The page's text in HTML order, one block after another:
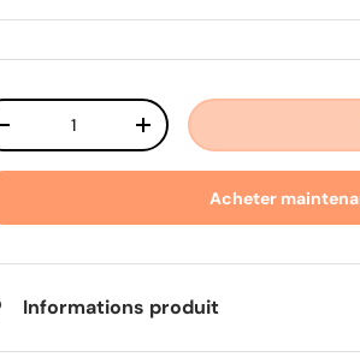
Diminuer la quantitéAugmenter la quantité
Acheter
Informations produit